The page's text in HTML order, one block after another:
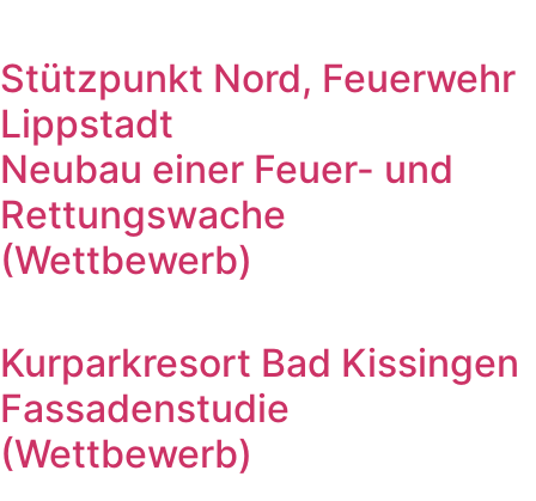
Stützpunkt Nord, Feuerwehr
Lippstadt
Neubau einer Feuer- und
Rettungswache
(Wettbewerb)
Kurparkresort Bad Kissingen
Fassadenstudie
(Wettbewerb)